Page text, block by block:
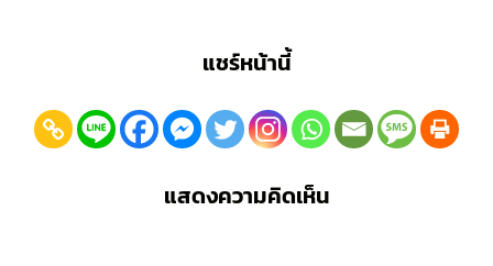
แชร์หน้านี้
แสดงความคิดเห็น